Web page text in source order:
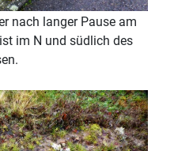
nach langer Pause am
im N und südlich des